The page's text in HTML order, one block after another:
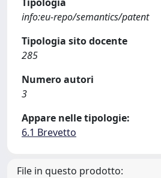
info:eu-repo/semantics/patent
Tipologia sito docente
285
Numero autori
3
Appare nelle tipologie:
6.1 Brevetto
File in questo prodotto: